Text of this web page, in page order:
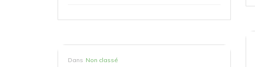
Dans Non classé